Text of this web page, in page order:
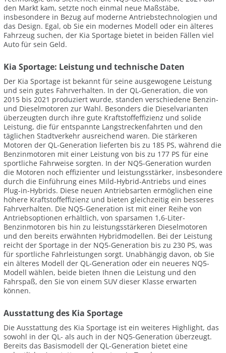
den Markt kam, setzte noch einmal neue Maßstäbe,
insbesondere in Bezug auf moderne Antriebstechnologien und
das Design. Egal, ob Sie ein modernes Modell oder ein älteres
Fahrzeug suchen, der Kia Sportage bietet in beiden Fällen viel
Auto für sein Geld.
Kia Sportage: Leistung und technische Daten
Der Kia Sportage ist bekannt für seine ausgewogene Leistung
und sein gutes Fahrverhalten. In der QL-Generation, die von
2015 bis 2021 produziert wurde, standen verschiedene Benzin-
und Dieselmotoren zur Wahl. Besonders die Dieselvarianten
überzeugten durch ihre gute Kraftstoffeffizienz und solide
Leistung, die für entspannte Langstreckenfahrten und den
täglichen Stadtverkehr ausreichend waren. Die stärkeren
Motoren der QL-Generation lieferten bis zu 185 PS, während die
Benzinmotoren mit einer Leistung von bis zu 177 PS für eine
sportliche Fahrweise sorgten. In der NQ5-Generation wurden
die Motoren noch effizienter und leistungsstärker, insbesondere
durch die Einführung eines Mild-Hybrid-Antriebs und eines
Plug-in-Hybrids. Diese neuen Antriebsarten ermöglichen eine
höhere Kraftstoffeffizienz und bieten gleichzeitig ein besseres
Fahrverhalten. Die NQ5-Generation ist mit einer Reihe von
Antriebsoptionen erhältlich, von sparsamen 1,6-Liter-
Benzinmotoren bis hin zu leistungsstärkeren Dieselmotoren
und den bereits erwähnten Hybridmodellen. Bei der Leistung
reicht der Sportage in der NQ5-Generation bis zu 230 PS, was
für sportliche Fahrleistungen sorgt. Unabhängig davon, ob Sie
ein älteres Modell der QL-Generation oder ein neueres NQ5-
Modell wählen, beide bieten Ihnen die Leistung und den
Fahrspaß, den Sie von einem SUV dieser Klasse erwarten
können.
Ausstattung des Kia Sportage
Die Ausstattung des Kia Sportage ist ein weiteres Highlight, das
sowohl in der QL- als auch in der NQ5-Generation überzeugt.
Bereits das Basismodell der QL-Generation bietet eine